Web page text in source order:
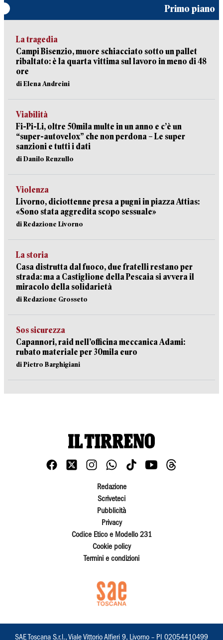
Primo piano
La tragedia
Campi Bisenzio, muore schiacciato sotto un pallet
ribaltato: è la quarta vittima sul lavoro in meno di 48
ore
di Elena Andreini
Viabilità
Fi-Pi-Li, oltre 50mila multe in un anno e c’è un
“super-autovelox” che non perdona – Le super
sanzioni e tutti i dati
di Danilo Renzullo
Violenza
Livorno, diciottenne presa a pugni in piazza Attias:
«Sono stata aggredita scopo sessuale»
di Redazione Livorno
La storia
Casa distrutta dal fuoco, due fratelli restano per
strada: ma a Castiglione della Pescaia si avvera il
miracolo della solidarietà
di Redazione Grosseto
Sos sicurezza
Capannori, raid nell’officina meccanica Adami:
rubato materiale per 30mila euro
di Pietro Barghigiani
Redazione
Scriveteci
Pubblicità
Privacy
Codice Etico e Modello 231
Cookie policy
Termini e condizioni
SAE Toscana S.r.l., Viale Vittorio Alfieri 9, Livorno – PI 02054410499